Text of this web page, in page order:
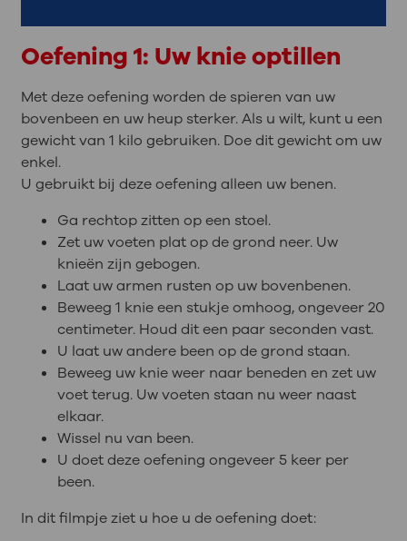
Oefening 1: Uw knie optillen
Met deze oefening worden de spieren van uw
bovenbeen en uw heup sterker. Als u wilt, kunt u een
gewicht van 1 kilo gebruiken. Doe dit gewicht om uw
enkel.
U gebruikt bij deze oefening alleen uw benen.
Ga rechtop zitten op een stoel.
Zet uw voeten plat op de grond neer. Uw
knieën zijn gebogen.
Laat uw armen rusten op uw bovenbenen.
Beweeg 1 knie een stukje omhoog, ongeveer 20
centimeter. Houd dit een paar seconden vast.
U laat uw andere been op de grond staan.
Beweeg uw knie weer naar beneden en zet uw
voet terug. Uw voeten staan nu weer naast
elkaar.
Wissel nu van been.
U doet deze oefening ongeveer 5 keer per
been.
In dit filmpje ziet u hoe u de oefening doet: